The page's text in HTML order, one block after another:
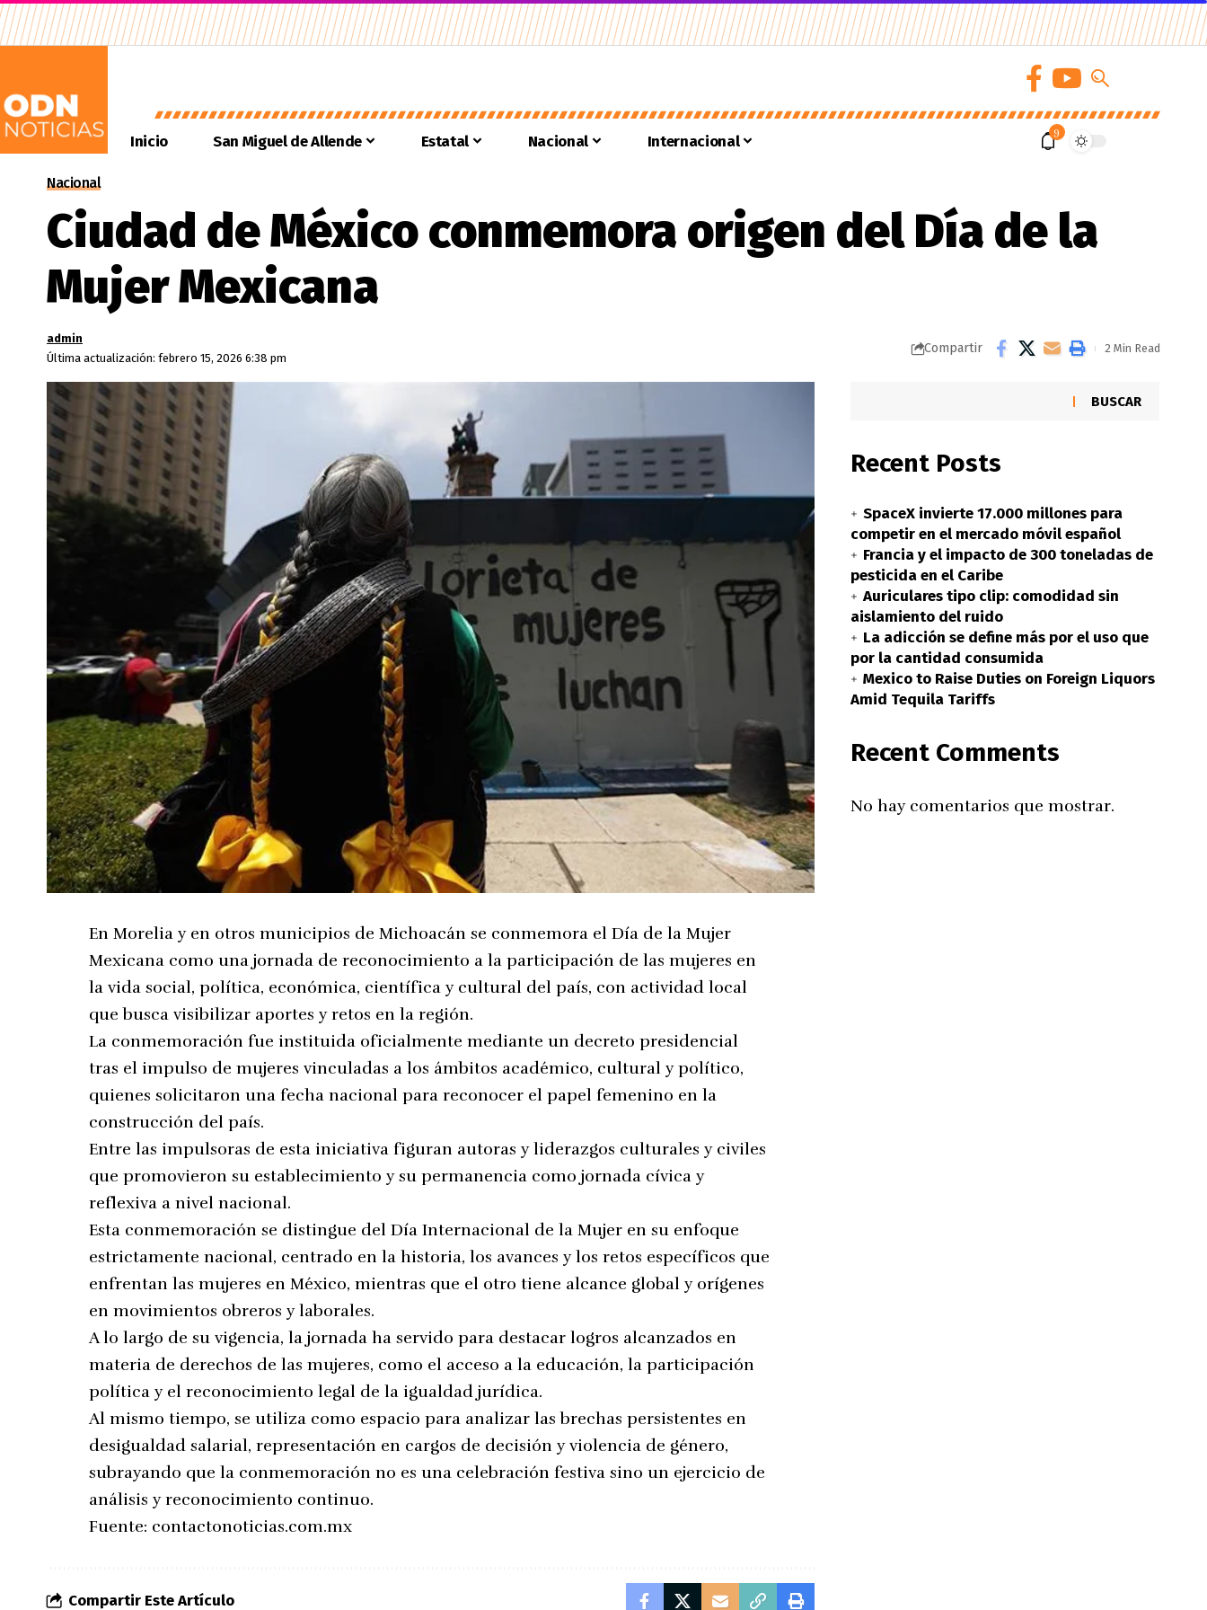
Inicio San Miguel de Allende Estatal Nacional Internacional 9
Nacional
Ciudad de México conmemora origen del Día de la
Mujer Mexicana
Última actualización: febrero 15, 2026 6:38 pm
admin
Compartir 2 Min Read
En Morelia y en otros municipios de Michoacán se conmemora el Día de la Mujer
Mexicana como una jornada de reconocimiento a la participación de las mujeres en
la vida social, política, económica, científica y cultural del país, con actividad local
que busca visibilizar aportes y retos en la región.
La conmemoración fue instituida oficialmente mediante un decreto presidencial
tras el impulso de mujeres vinculadas a los ámbitos académico, cultural y político,
quienes solicitaron una fecha nacional para reconocer el papel femenino en la
construcción del país.
Entre las impulsoras de esta iniciativa figuran autoras y liderazgos culturales y civiles
que promovieron su establecimiento y su permanencia como jornada cívica y
reflexiva a nivel nacional.
Esta conmemoración se distingue del Día Internacional de la Mujer en su enfoque
estrictamente nacional, centrado en la historia, los avances y los retos específicos que
enfrentan las mujeres en México, mientras que el otro tiene alcance global y orígenes
en movimientos obreros y laborales.
A lo largo de su vigencia, la jornada ha servido para destacar logros alcanzados en
materia de derechos de las mujeres, como el acceso a la educación, la participación
política y el reconocimiento legal de la igualdad jurídica.
Al mismo tiempo, se utiliza como espacio para analizar las brechas persistentes en
desigualdad salarial, representación en cargos de decisión y violencia de género,
subrayando que la conmemoración no es una celebración festiva sino un ejercicio de
análisis y reconocimiento continuo.
Fuente: contactonoticias.com.mx
Compartir Este Artículo
BUSCAR
Recent Posts
SpaceX invierte 17.000 millones para
competir en el mercado móvil español
Francia y el impacto de 300 toneladas de
pesticida en el Caribe
Auriculares tipo clip: comodidad sin
aislamiento del ruido
La adicción se define más por el uso que
por la cantidad consumida
Mexico to Raise Duties on Foreign Liquors
Amid Tequila Tariffs
Recent Comments
No hay comentarios que mostrar.